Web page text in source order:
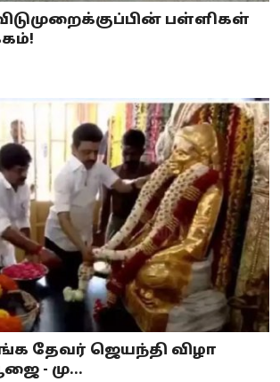
பள்ளிகள்
தேவர் ஜெயந்தி விழா
- மு...